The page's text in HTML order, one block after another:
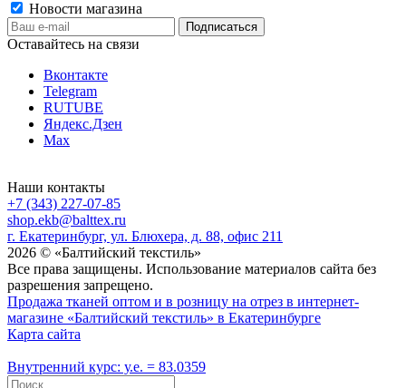
Новости магазина
Оставайтесь на связи
Вконтакте
Telegram
RUTUBE
Яндекс.Дзен
Max
Наши контакты
+7 (343) 227-07-85
shop.ekb@balttex.ru
г. Екатеринбург, ул. Блюхера, д. 88, офис 211
2026 © «Балтийский текстиль»
Все права защищены. Использование материалов сайта без
разрешения запрещено.
Продажа тканей оптом и в розницу на отрез в интернет-
магазине «Балтийский текстиль» в Екатеринбурге
Карта сайта
Внутренний курс: у.е. = 83.0359